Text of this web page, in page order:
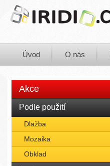
Úvod O nás
Akce
Podle použití
Dlažba
Mozaika
Obklad